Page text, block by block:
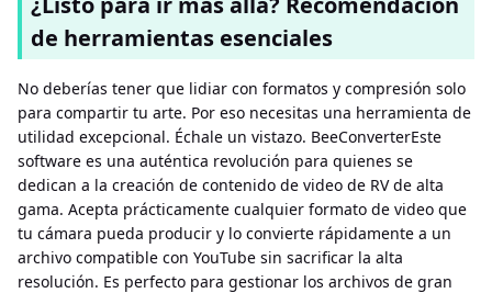
de herramientas esenciales
No deberías tener que lidiar con formatos y compresión solo
para compartir tu arte. Por eso necesitas una herramienta de
utilidad excepcional. Échale un vistazo. BeeConverterEste
software es una auténtica revolución para quienes se
dedican a la creación de contenido de video de RV de alta
gama. Acepta prácticamente cualquier formato de video que
tu cámara pueda producir y lo convierte rápidamente a un
archivo compatible con YouTube sin sacrificar la alta
resolución. Es perfecto para gestionar los archivos de gran